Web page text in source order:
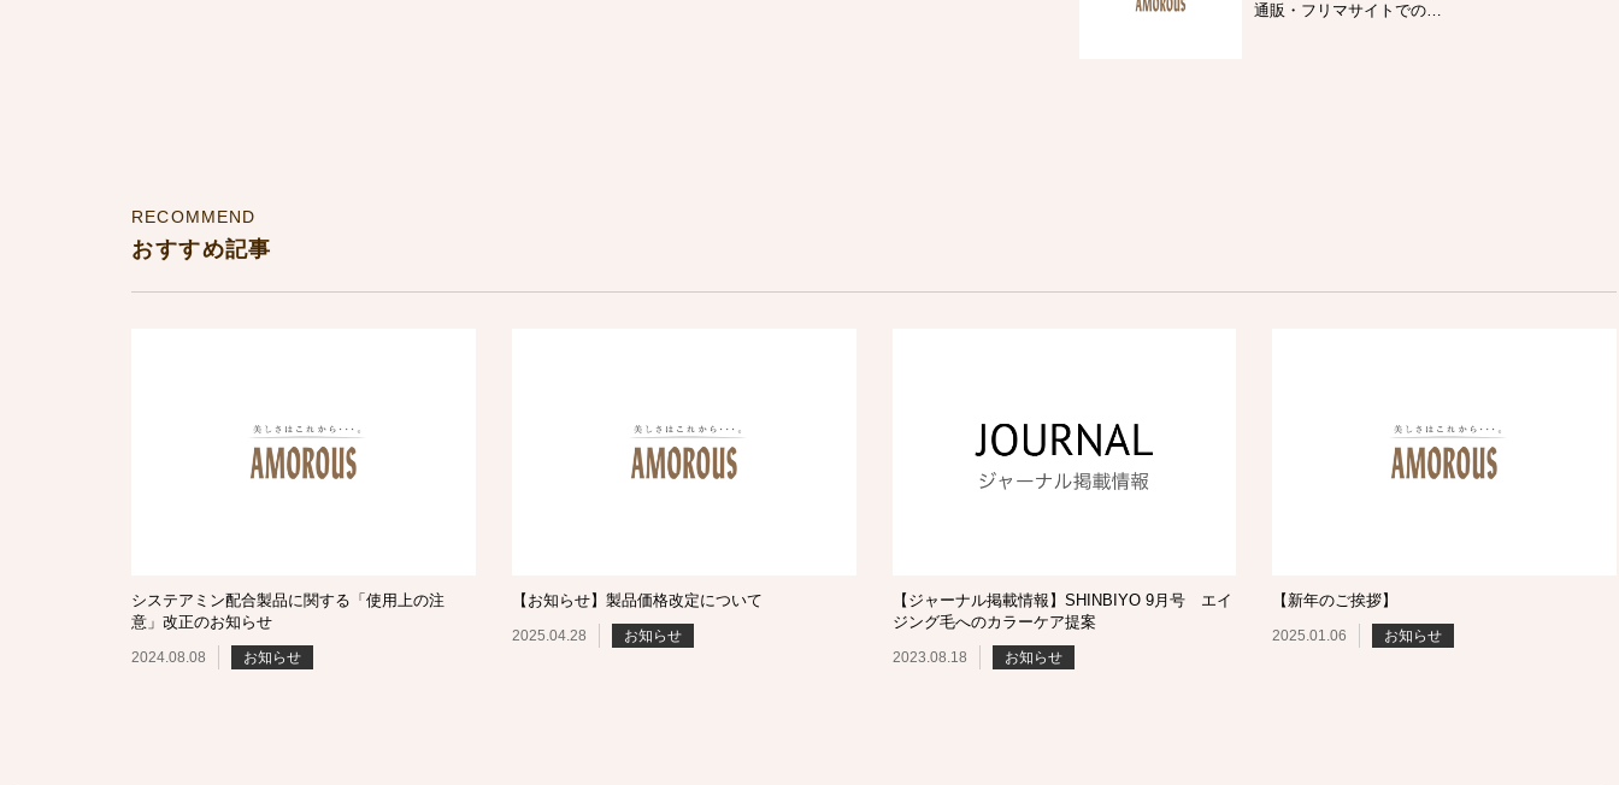
通販・フリマサイトでの製
RECOMMEND
おすすめ記事
システアミン配合製品に関する「使用上の注
意」改正のお知らせ
2024.08.08 お知らせ
【お知らせ】製品価格改定について
2025.04.28 お知らせ
【ジャーナル掲載情報】SHINBIYO 9月号 エイ
ジング毛へのカラーケア提案
2023.08.18 お知らせ
【新年のご挨拶】
2025.01.06 お知らせ